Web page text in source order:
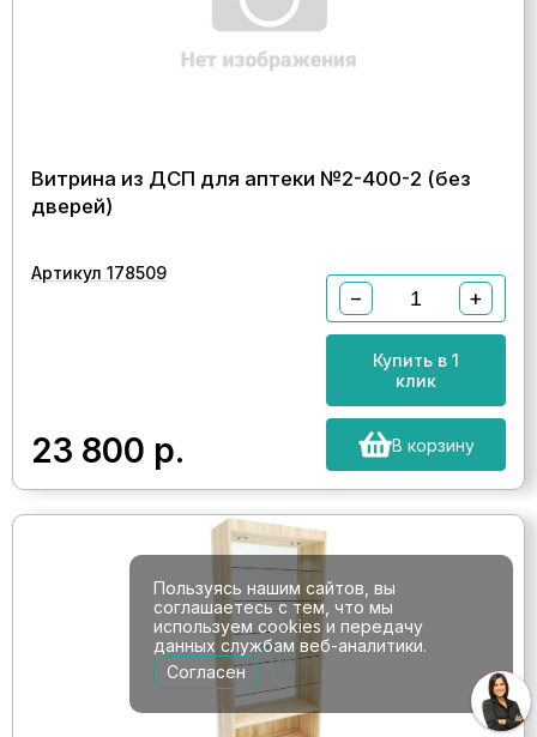
Витрина из ДСП для аптеки №2-400-2 (без
дверей)
Артикул 178509
23 800 р.
− +
Купить в 1
клик
В корзину
Пользуясь нашим сайтов, вы
соглашаетесь с тем, что мы
используем cookies и передачу
данных службам веб-аналитики.
Согласен